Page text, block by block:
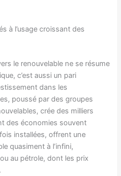
à l’usage croissant des
le renouvelable ne se résume
c’est aussi un pari
dans les
poussé par des groupes
crée des milliers
des économies souvent
installées, offrent une
quasiment à l’infini,
au pétrole, dont les prix